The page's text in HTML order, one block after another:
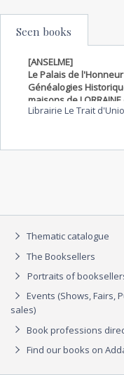
Seen books
[ANSELME]
Le Palais de
Généalogies
maisons de
plusieurs nobles
Librairie Le Trait
Thematic catalogue
The Booksellers
Portraits of
Events (Shows, Fairs,
sales)
Book professions
Find our books on